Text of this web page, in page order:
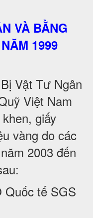
VÀ BẰNG
1999
Vật Tư Ngân
Việt Nam
giấy
vàng do các
2003 đến
tế SGS